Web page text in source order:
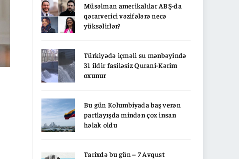
Müsəlman amerikalılar ABŞ-da
qərarverici vəzifələrə necə
yüksəlirlər?
Türkiyədə içməli su mənbəyində
31 ildir fasiləsiz Qurani-Kərim
oxunur
Bu gün Kolumbiyada baş verən
partlayışda mindən çox insan
həlak oldu
Tarixdə bu gün – 7 Avqust